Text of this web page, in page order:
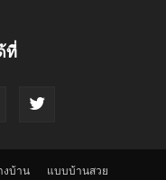
ที่
งบ้าน
แบบบ้านสวย